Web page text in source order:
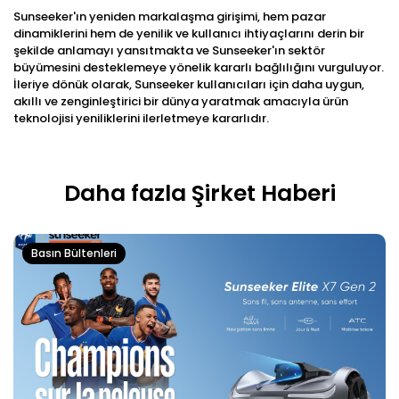
Sunseeker'ın yeniden markalaşma girişimi, hem pazar
dinamiklerini hem de yenilik ve kullanıcı ihtiyaçlarını derin bir
şekilde anlamayı yansıtmakta ve Sunseeker'ın sektör
büyümesini desteklemeye yönelik kararlı bağlılığını vurguluyor.
İleriye dönük olarak, Sunseeker kullanıcıları için daha uygun,
akıllı ve zenginleştirici bir dünya yaratmak amacıyla ürün
teknolojisi yeniliklerini ilerletmeye kararlıdır.
Daha fazla Şirket Haberi
Basın Bültenleri